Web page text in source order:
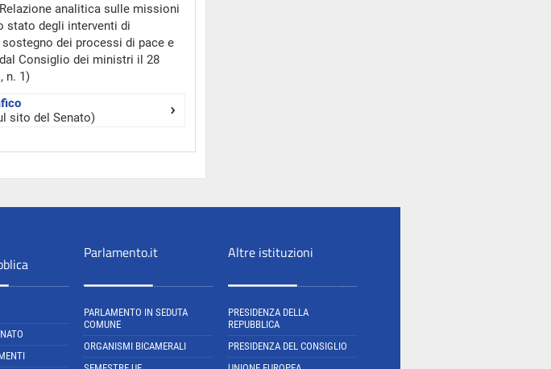
analitica sulle missioni
stato degli interventi di
dei processi di pace e
Consiglio dei ministri il 28
n. 1)
sito del Senato)
Parlamento.it
PARLAMENTO IN SEDUTA
COMUNE
ORGANISMI BICAMERALI
Altre istituzioni
PRESIDENZA DELLA
REPUBBLICA
PRESIDENZA DEL CONSIGLIO